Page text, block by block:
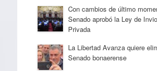
Con cambios de último
Senado aprobó la Ley de
Privada
La Libertad Avanza quiere
Senado bonaerense